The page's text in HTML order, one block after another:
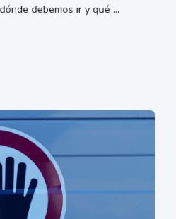
debemos ir y qué ...